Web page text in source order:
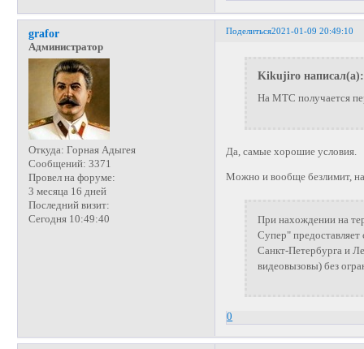
Поделиться2021-01-09 20:49:10
grafor
Администратор
Откуда: Горная Адыгея
Сообщений: 3371
Провел на форуме:
3 месяца 16 дней
Последний визит:
Сегодня 10:49:40
Kikujiro написал(а):
На МТС получается
Да, самые хорошие условия.
Можно и вообще безлимит,
При нахождении на
Супер"
Санкт-Петербурга и
видеовызовы) без
0